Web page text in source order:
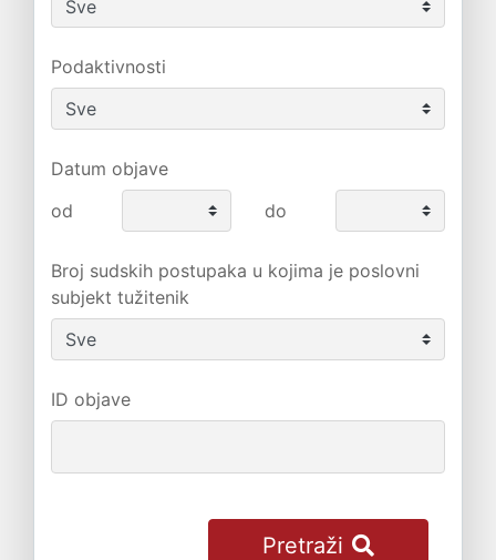
Podaktivnosti
Datum objave
od
do
Broj sudskih postupaka u kojima je poslovni
subjekt tužitenik
ID objave
Pretraži